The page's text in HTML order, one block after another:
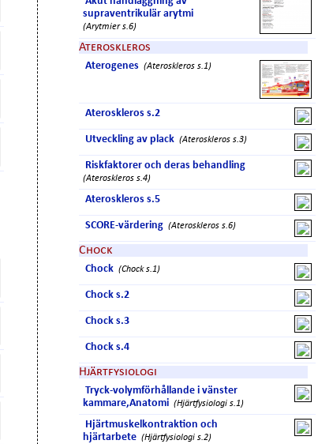
supraventrikulär arytmi
(Arytmier s.6)
Ateroskleros
Aterogenes (Ateroskleros s.1)
Ateroskleros s.2
Utveckling av plack (Ateroskleros s.3)
Riskfaktorer och deras behandling
(Ateroskleros s.4)
Ateroskleros s.5
SCORE-värdering (Ateroskleros s.6)
Chock
Chock (Chock s.1)
Chock s.2
Chock s.3
Chock s.4
Hjärtfysiologi
Tryck-volymförhållande i vänster
kammare,Anatomi (Hjärtfysiologi s.1)
Hjärtmuskelkontraktion och
hjärtarbete (Hjärtfysiologi s.2)